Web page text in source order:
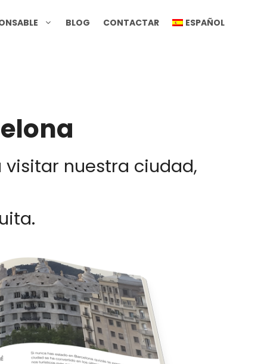
BLOG CONTACTAR ESPAÑOL
nuestra ciudad,